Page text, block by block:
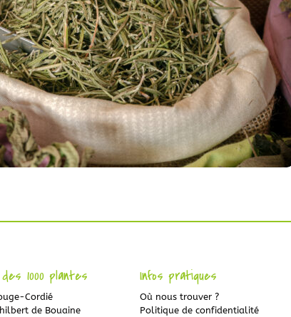
1000 plantes
Cordié
de Bouaine
Infos pratiques
Où nous trouver ?
Politique de confidentialité